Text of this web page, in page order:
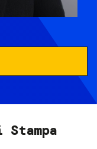
Stampa